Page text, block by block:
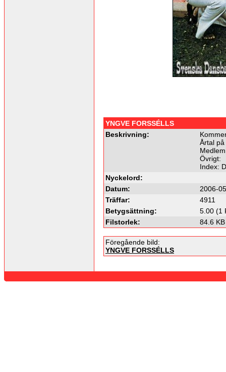
YNGVE FORSSÉLLS
Beskrivning:
Årtal
Övrigt:
Index:
Nyckelord:
Datum:
2006-
Träffar:
4911
Betygsättning:
5.00 (1
Filstorlek:
84.6 KB
Föregående bild:
YNGVE FORSSÉLLS